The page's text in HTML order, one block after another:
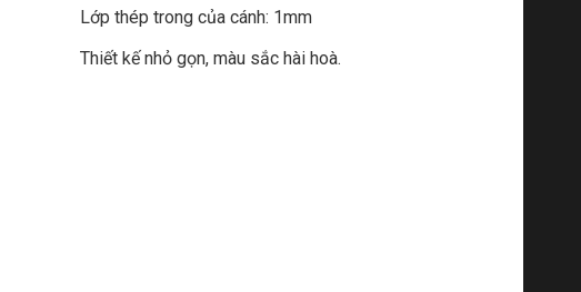
Lớp thép trong của cánh: 1mm
Thiết kế nhỏ gọn, màu sắc hài hoà.